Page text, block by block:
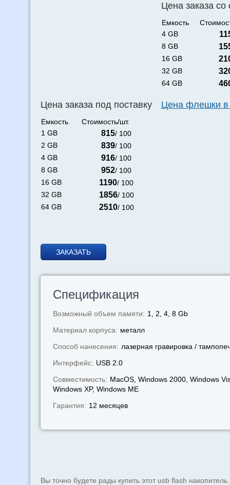
Цена заказа под поставку
Емкость
Стоимость/шт.
1 GB
815/ 100
2 GB
839/ 100
4 GB
916/ 100
8 GB
952/ 100
16 GB
1190/ 100
32 GB
1856/ 100
64 GB
2510/ 100
Цена заказа со
Емкость
4 GB
8 GB
16 GB
32 GB
64 GB
Цена флешки в
ЗАКАЗАТЬ
Спецификация
Возможный объем памяти: 1, 2, 4, 8 Gb
Материал корпуса: металл
Способ нанесения: лазерная гравировка /
Интерфейс: USB 2.0
Совместимость: MacOS, Windows 2000, Windows
Windows XP, Windows МЕ
Гарантия: 12 месяцев
Вы точно будете рады купить этот usb flash накопитель.